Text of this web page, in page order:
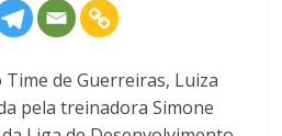
de Guerreiras, Luiza
pela treinadora Simone